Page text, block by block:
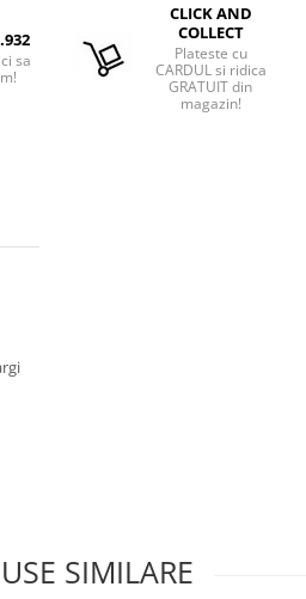
sa
CLICK AND
COLLECT
Plateste cu
CARDUL si ridica
GRATUIT din
magazin!
SIMILARE